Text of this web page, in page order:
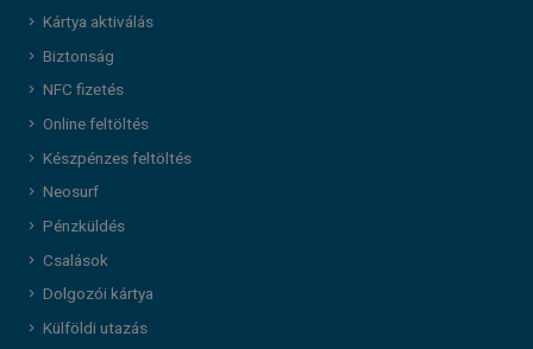
Kártya aktiválás
Biztonság
NFC fizetés
Online feltöltés
Készpénzes feltöltés
Neosurf
Pénzküldés
Csalások
Dolgozói kártya
Külföldi utazás